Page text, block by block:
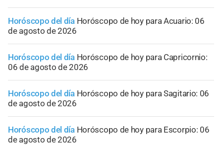
Horóscopo del día Horóscopo de hoy para Acuario: 06
de agosto de 2026
Horóscopo del día Horóscopo de hoy para Capricornio:
06 de agosto de 2026
Horóscopo del día Horóscopo de hoy para Sagitario: 06
de agosto de 2026
Horóscopo del día Horóscopo de hoy para Escorpio: 06
de agosto de 2026